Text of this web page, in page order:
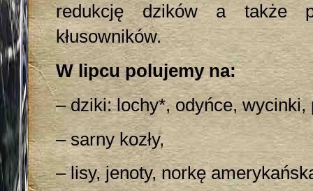
redukcję dzików a także
kłusowników.
W lipcu polujemy na:
– dziki: lochy*, odyńce,
– sarny kozły,
– lisy, jenoty, norkę